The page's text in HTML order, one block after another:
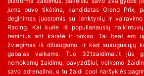
jums buvo tikėtina, kandidatas Grand Prix,
deginimas juostomis su lenktynių ir
Racing. Kai kurie iš populiariausių
teminius ant karatė ir bokso. Tai beat em
žviegimas iš džiaugsmo, ir kad suaugusiųjų
gabalas vaikams. Tuo 321zaidimai.lt jūs
nemokamų žaidimų, pavyzdžiui, veiksmo
savo adrenalino, o tu žaidi cool naršyklės